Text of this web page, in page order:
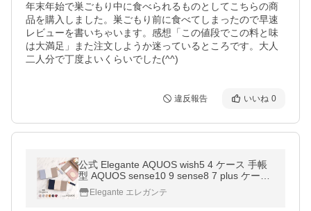
年末年始で巣ごもり中に食べられるものとしてこちらの商
品を購入しました。巣ごもり前に食べてしまったので早速
レビューを書いちゃいます。感想「この値段でこの料と味
は大満足」また注文しようか迷っているところです。大人
二人分で丁度よいくらいでした(^^)
違反報告 いいね 0
公式 Elegante AQUOS wish5 4 ケース 手帳
型 AQUOS sense10 9 sense8 7 plus ケース
AQUOS R11 R10 R9 r8 ケース AQUOS sens
e6 アクオス トリコロール ケース YH
Elegante エレガンテ